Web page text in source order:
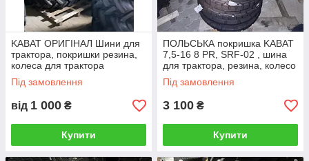
KABAT ОРИГІНАЛ Шини для
трактора, покришки резина,
колеса для трактора
Під замовлення
від 1 000 ₴
Купити
ПОЛЬСЬКА покришка KABAT
7,5-16 8 PR, SRF-02 , шина
для трактора, резина, колесо
Під замовлення
3 100 ₴
Купити